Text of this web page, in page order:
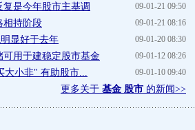
09-01-21 09:50
是今年股市主基调
09-01-21 08:16
相持阶段
09-01-20 08:30
显好于去年
09-01-12 08:26
用于建稳定股市基金
09-01-10 09:40
小非" 有助股市...
更多关于 基金 股市 的新闻>>